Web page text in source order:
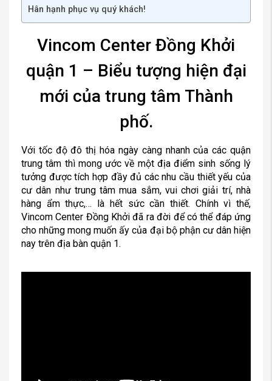
Hân hạnh phục vụ quý khách!
Vincom Center Đồng Khởi
quận 1 – Biểu tượng hiện đại
mới của trung tâm Thành
phố.
Với tốc độ đô thị hóa ngày càng nhanh của các quận
trung tâm thì mong ước về một địa điểm sinh sống lý
tưởng được tích hợp đầy đủ các nhu cầu thiết yếu của
cư dân như trung tâm mua sắm, vui chơi giải trí, nhà
hàng ẩm thực,… là hết sức cần thiết. Chính vì thế,
Vincom Center Đồng Khởi đã ra đời để có thể đáp ứng
cho những mong muốn ấy của đại bộ phận cư dân hiện
nay trên địa bàn quận 1.